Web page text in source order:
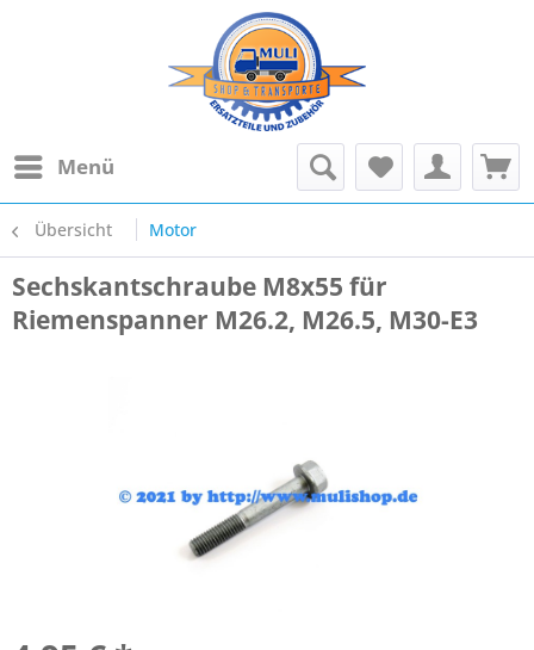
Menü
Übersicht Motor
Sechskantschraube M8x55 für
Riemenspanner M26.2, M26.5, M30-E3